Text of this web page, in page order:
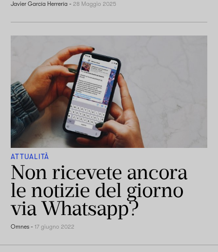
Javier García Herrería -28 Maggio 2025
ATTUALITÀ
Non ricevete ancora
le notizie del giorno
via Whatsapp?
Omnes -17 giugno 2022